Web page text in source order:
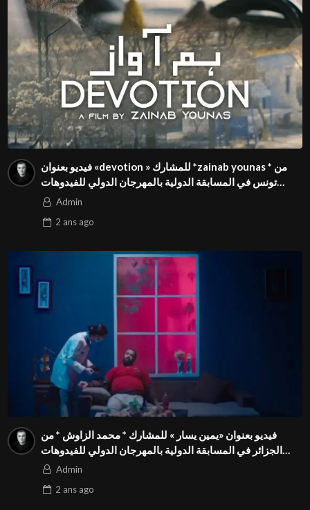
فيديو بعنوان «devotion » للمشارك *zainab younas * من
تونس في المسابقة الدولية بالمهرجان الدولي للفيدوهات
التوعوية Season 4 FIVSAdmin
2 ansago
فيديو بعنوان «يمين يسار » للمشارك * محمد الزاوش * من
الجزائر في المسابقة الدولية بالمهرجان الدولي للفيدوهات
التوعوية Season 4 FIVSAdmin
2 ansago